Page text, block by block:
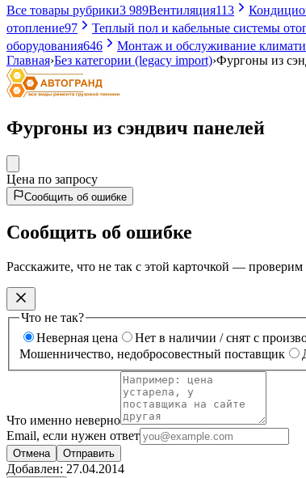
Все товары рубрики3 989Вентиляция113
отопление97 Теплый пол и кабельные системы
оборудования646 Монтаж и обслуживание
Главная›Без категории (legacy import)›Фургоны из
Фургоны из сэндвич панелей
Цена по запросу
Сообщить об ошибке
Сообщить об ошибке
Расскажите, что не так с этой карточкой —
Что не так?
Неверная цена
Нет в наличии / снят с
Мошенничество, недобросовестный поставщик
Что именно неверно
Email, если нужен ответ
Отмена Отправить
Добавлен: 27.04.2014